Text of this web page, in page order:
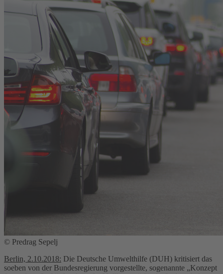
© Predrag Sepelj
Berlin, 2.10.2018: Die Deutsche Umwelthilfe (DUH) kritisiert das
soeben von der Bundesregierung vorgestellte, sogenannte „Konzept